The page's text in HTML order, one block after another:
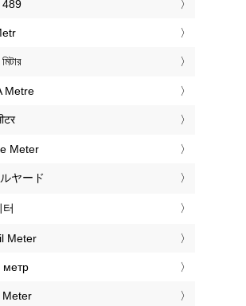
Metre
Meter
ヤード
Meter
метр
Meter